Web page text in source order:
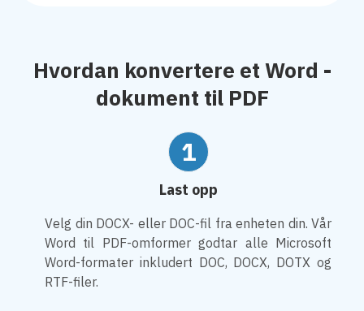
Hvordan konvertere et Word -
dokument til PDF
1
Last opp
Velg din DOCX- eller DOC-fil fra enheten din. Vår
Word til PDF-omformer godtar alle Microsoft
Word-formater inkludert DOC, DOCX, DOTX og
RTF-filer.